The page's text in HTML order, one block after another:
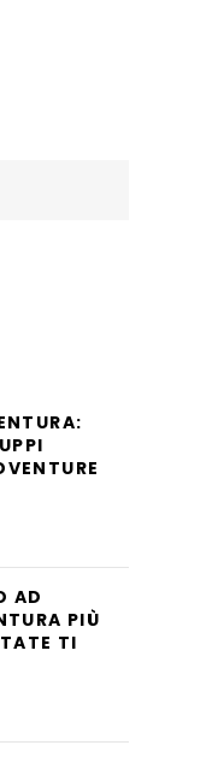
AD
PIÙ
TI